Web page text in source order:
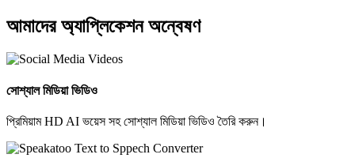
আমাদের অ্যাপ্লিকেশন অন্বেষণ
সোশ্যাল মিডিয়া ভিডিও
প্রিমিয়াম HD AI ভয়েস সহ সোশ্যাল মিডিয়া ভিডিও তৈরি করুন।